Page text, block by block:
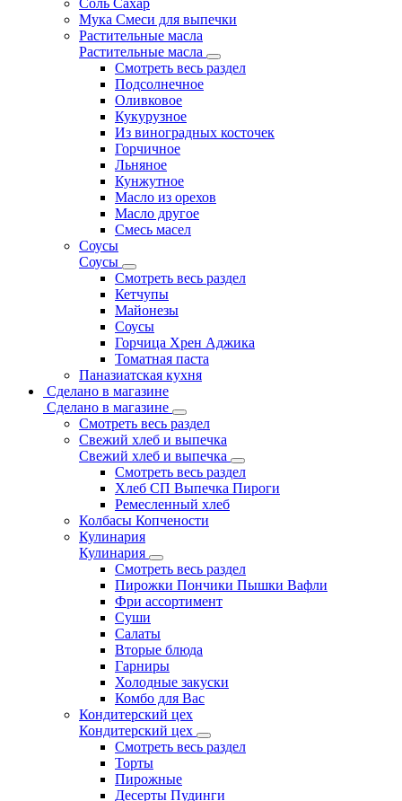
Соль Сахар
Мука Смеси для выпечки
Растительные масла
Растительные масла
Смотреть весь раздел
Подсолнечное
Оливковое
Кукурузное
Из виноградных косточек
Горчичное
Льняное
Кунжутное
Масло из орехов
Масло другое
Смесь масел
Соусы
Соусы
Смотреть весь раздел
Кетчупы
Майонезы
Соусы
Горчица Хрен Аджика
Томатная паста
Паназиатская кухня
Сделано в магазине
Сделано в магазине
Смотреть весь раздел
Свежий хлеб и выпечка
Свежий хлеб и выпечка
Смотреть весь раздел
Хлеб СП Выпечка Пироги
Ремесленный хлеб
Колбасы Копчености
Кулинария
Кулинария
Смотреть весь раздел
Пирожки Пончики Пышки Вафли
Фри ассортимент
Суши
Салаты
Вторые блюда
Гарниры
Холодные закуски
Комбо для Вас
Кондитерский цех
Кондитерский цех
Смотреть весь раздел
Торты
Пирожные
Десерты Пудинги